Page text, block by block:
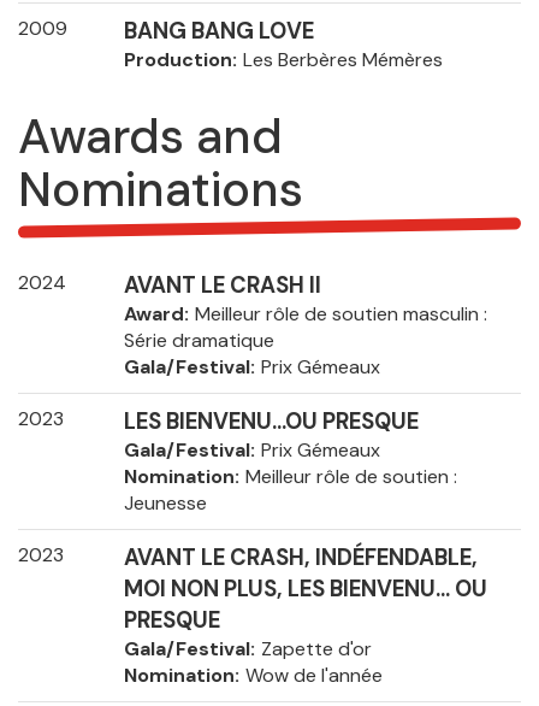
2009 BANG BANG LOVE
Production Les Berbères Mémères
Awards and
Nominations
2024 AVANT LE CRASH II
Award Meilleur rôle de soutien masculin :
Série dramatique
Gala/Festival Prix Gémeaux
2023 LES BIENVENU...OU PRESQUE
Gala/Festival Prix Gémeaux
Nomination Meilleur rôle de soutien :
Jeunesse
2023
AVANT LE CRASH, INDÉFENDABLE,
MOI NON PLUS, LES BIENVENU... OU
PRESQUE
Gala/Festival Zapette d'or
Nomination Wow de l'année